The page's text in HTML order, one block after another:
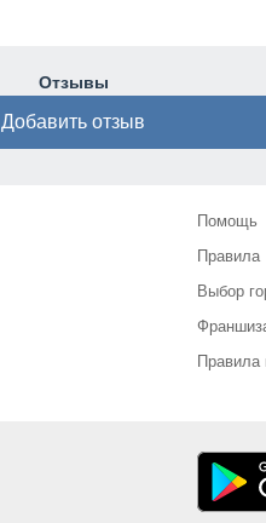
Отзывы
Добавить отзыв
Помощь
Правила
Выбор
Правила